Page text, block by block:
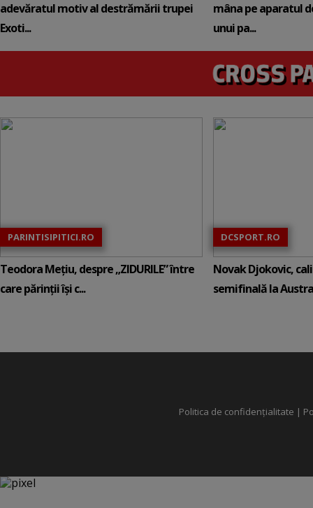
adevăratul motiv al destrămării trupei
Exoti...
mâna pe aparatul
unui pa...
PARINTISIPITICI.RO
Teodora Mețiu, despre „ZIDURILE” între
care părinții își c...
DCSPORT.RO
Novak Djokovic,
semifinală la
Politica de confidențialitate |